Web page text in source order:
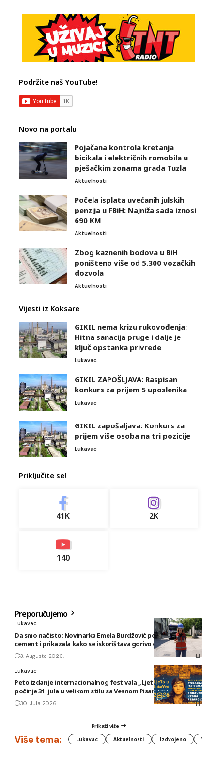
Podržite naš YouTube!
Novo na portalu
Pojačana kontrola kretanja
bicikala i električnih romobila u
pješačkim zonama grada Tuzla
Aktuelnosti
Počela isplata uvećanih julskih
penzija u FBiH: Najniža sada iznosi
690 KM
Aktuelnosti
Zbog kaznenih bodova u BiH
poništeno više od 5.300 vozačkih
dozvola
Aktuelnosti
Vijesti iz Koksare
GIKIL nema krizu rukovođenja:
Hitna sanacija pruge i dalje je
ključ opstanka privrede
Lukavac
GIKIL ZAPOŠLJAVA: Raspisan
konkurs za prijem 5 uposlenika
Lukavac
GIKIL zapošaljava: Konkurs za
prijem više osoba na tri pozicije
Lukavac
Priključite se!
41K 2K
140
Preporučujemo
Lukavac
Da smo načisto: Novinarka Emela Burdžović posjetila Lukavac
cement i prikazala kako se iskorištava gorivo od otpada
3. Augusta 2026.
Lukavac
Peto izdanje internacionalnog festivala „Ljeto u Lukavcu“
počinje 31. jula u velikom stilu sa Vesnom Pisarović
30. Jula 2026.
Prikaži više
Više tema: Lukavac Aktuelnosti Izdvojeno